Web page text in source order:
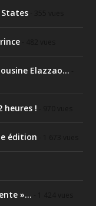
Elazzao...
heures !
édition
»...